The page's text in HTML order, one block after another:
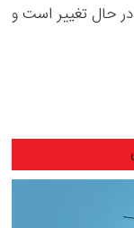
حال تغییر است و